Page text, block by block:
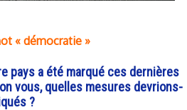
« démocratie »
pays a été marqué ces dernières
vous, quelles mesures devrions-
?